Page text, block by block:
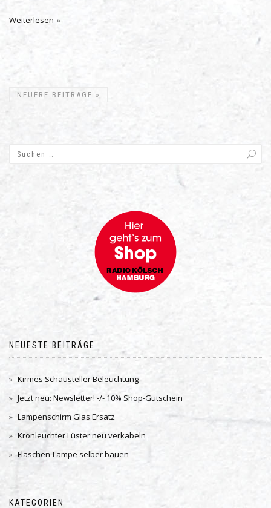
Weiterlesen
NEUERE BEITRÄGE »
NEUESTE BEITRÄGE
Kirmes Schausteller Beleuchtung
Jetzt neu: Newsletter! -/- 10% Shop-Gutschein
Lampenschirm Glas Ersatz
Kronleuchter Lüster neu verkabeln
Flaschen-Lampe selber bauen
KATEGORIEN